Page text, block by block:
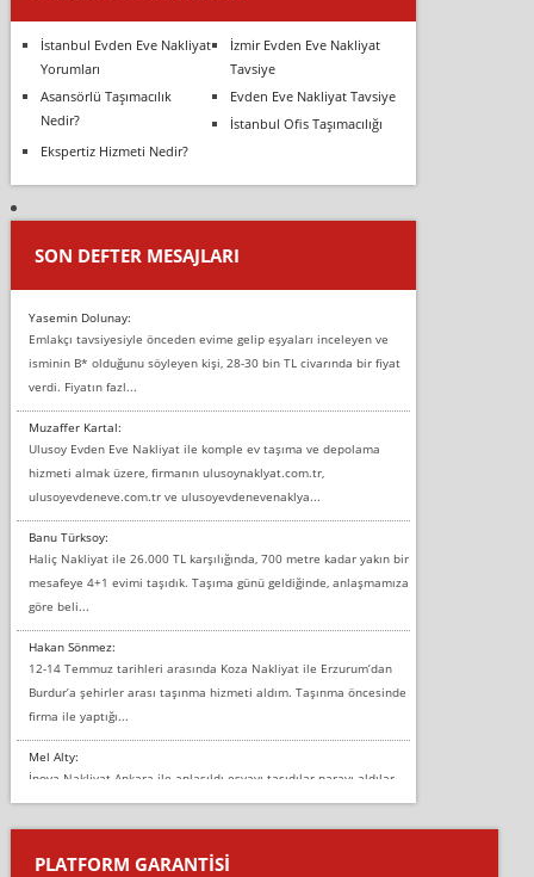
İstanbul Evden Eve Nakliyat
Yorumları
İzmir Evden Eve Nakliyat
Tavsiye
Asansörlü Taşımacılık
Nedir?
Evden Eve Nakliyat Tavsiye
İstanbul Ofis Taşımacılığı
Ekspertiz Hizmeti Nedir?
SON DEFTER MESAJLARI
Yasemin Dolunay:
Emlakçı tavsiyesiyle önceden evime gelip eşyaları inceleyen ve
isminin B* olduğunu söyleyen kişi, 28-30 bin TL civarında bir fiyat
verdi. Fiyatın fazl...
Muzaffer Kartal:
Ulusoy Evden Eve Nakliyat ile komple ev taşıma ve depolama
hizmeti almak üzere, firmanın ulusoynaklyat.com.tr,
ulusoyevdeneve.com.tr ve ulusoyevdenevenaklya...
Banu Türksoy:
Haliç Nakliyat ile 26.000 TL karşılığında, 700 metre kadar yakın bir
mesafeye 4+1 evimi taşıdık. Taşıma günü geldiğinde, anlaşmamıza
göre beli...
Hakan Sönmez:
12-14 Temmuz tarihleri arasında Koza Nakliyat ile Erzurum’dan
Burdur’a şehirler arası taşınma hizmeti aldım. Taşınma öncesinde
firma ile yaptığı...
Mel Alty:
İnova Nakliyat Ankara ile anlaşıldı eşyayı taşıdılar parayı aldılar.
Salon duvarına bir baktım birisi boydan alüminyum renkli bantı
yapıştırm...
Murat:
PLATFORM GARANTİSİ